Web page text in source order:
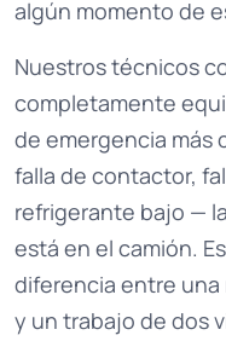
algún momento de
Nuestros técnicos
completamente
de emergencia más
falla de contactor,
refrigerante bajo —
está en el camión.
diferencia entre una
y un trabajo de dos